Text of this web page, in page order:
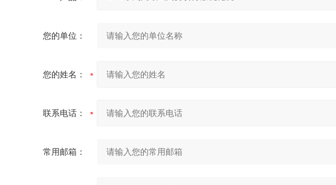
您的单位：
您的姓名：
联系电话：
常用邮箱：